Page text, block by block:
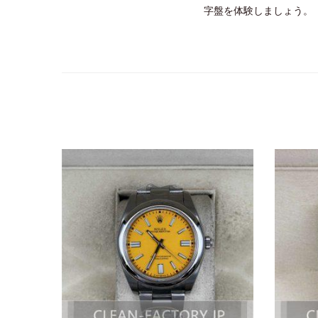
字盤を体験しましょう。